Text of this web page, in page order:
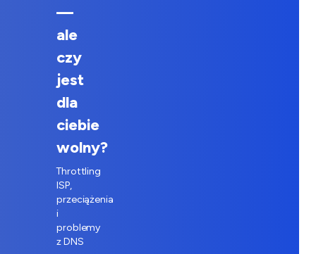
—
ale
czy
jest
dla
ciebie
wolny?
Throttling
ISP,
przeciążenia
i
problemy
z DNS